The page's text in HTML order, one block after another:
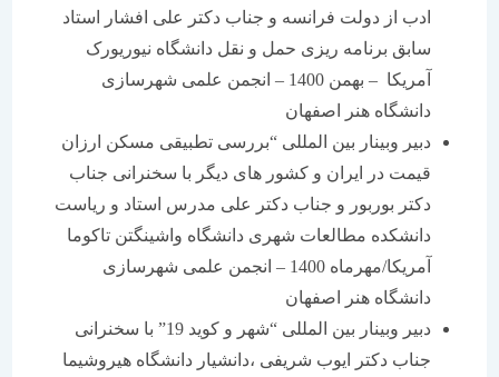
ادب از دولت فرانسه و جناب دکتر علی افشار استاد
سابق برنامه ریزی حمل و نقل دانشگاه نیوریورک
آمریکا – بهمن 1400 – انجمن علمی شهرسازی
دانشگاه هنر اصفهان
دبیر وبینار بین المللی “بررسی تطبیقی مسکن ارزان
قیمت در ایران و کشور های دیگر با سخنرانی جناب
دکتر بوربور و جناب دکتر علی مدرس استاد و ریاست
دانشکده مطالعات شهری دانشگاه واشینگتن تاکوما
آمریکا/مهرماه 1400 – انجمن علمی شهرسازی
دانشگاه هنر اصفهان
دبیر وبینار بین المللی “شهر و کوید 19” با سخنرانی
جناب دکتر ایوب شریفی ،دانشیار دانشگاه هیروشیما